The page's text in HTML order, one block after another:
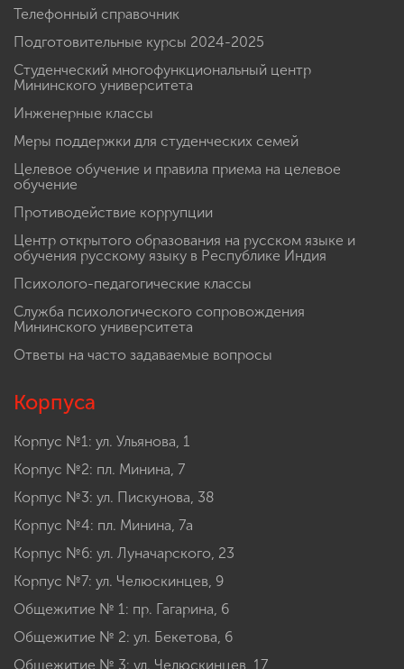
Телефонный справочник
Подготовительные курсы 2024-2025
Студенческий многофункциональный центр
Мининского университета
Инженерные классы
Меры поддержки для студенческих семей
Целевое обучение и правила приема на целевое
обучение
Противодействие коррупции
Центр открытого образования на русском языке и
обучения русскому языку в Республике Индия
Психолого-педагогические классы
Служба психологического сопровождения
Мининского университета
Ответы на часто задаваемые вопросы
Корпуса
Корпус №1: ул. Ульянова, 1
Корпус №2: пл. Минина, 7
Корпус №3: ул. Пискунова, 38
Корпус №4: пл. Минина, 7а
Корпус №6: ул. Луначарского, 23
Корпус №7: ул. Челюскинцев, 9
Общежитие № 1: пр. Гагарина, 6
Общежитие № 2: ул. Бекетова, 6
Общежитие № 3: ул. Челюскинцев, 17